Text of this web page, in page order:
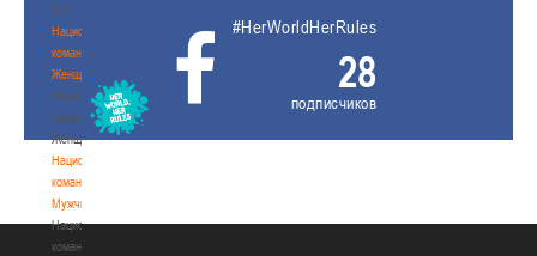
3х3
Национальная
команда.
Женщины
Национальная
команда.
Женщины
Национальная
команда.
Мужчины
Национальная
команда.
#HerWorldHerRules
28
подписчиков